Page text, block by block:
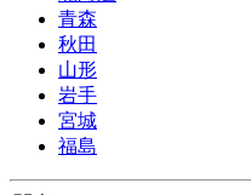
青森
秋田
山形
岩手
宮城
福島